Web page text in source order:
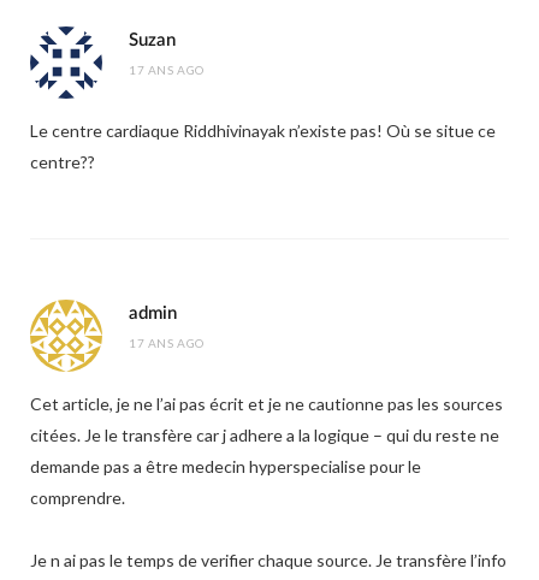
Suzan
17 ANS AGO
Le centre cardiaque Riddhivinayak n’existe pas! Où se situe ce
centre??
admin
17 ANS AGO
Cet article, je ne l’ai pas écrit et je ne cautionne pas les sources
citées. Je le transfère car j adhere a la logique – qui du reste ne
demande pas a être medecin hyperspecialise pour le
comprendre.
Je n ai pas le temps de verifier chaque source. Je transfère l’info